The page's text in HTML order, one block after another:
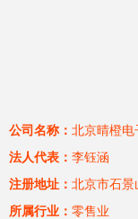
公司名称： 北京晴橙电
法人代表： 李钰涵
注册地址： 北京市石
所属行业： 零售业